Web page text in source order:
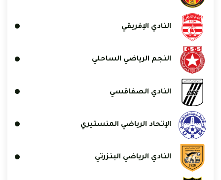
النادي الإفريقي
النجم الرياضي الساحلي
النادي الصفاقسي
الإتحاد الرياضي المنستيري
النادي الرياضي البنزرتي